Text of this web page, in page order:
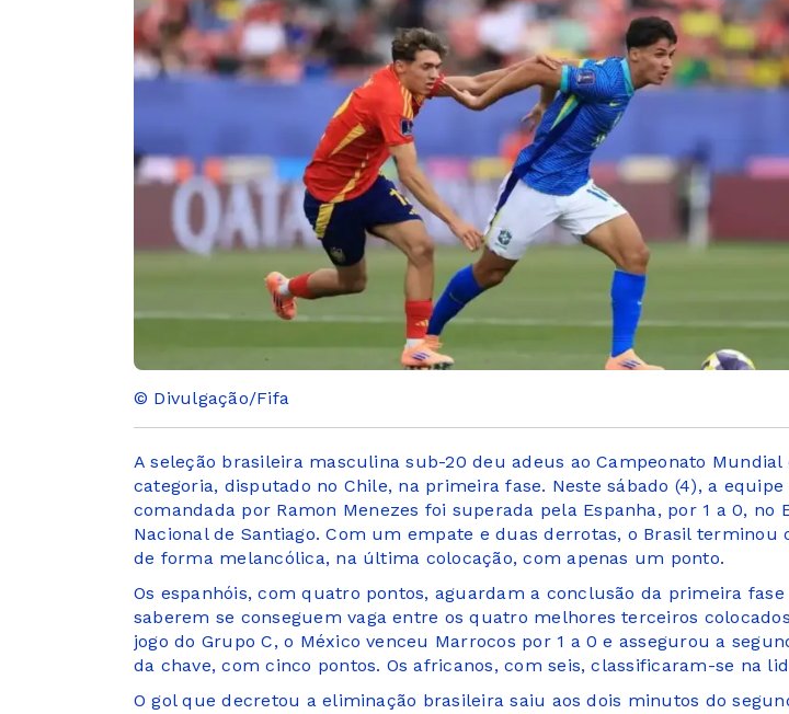
© Divulgação/Fifa
A seleção brasileira masculina sub-20 deu adeus ao Campeonato Mundial
categoria, disputado no Chile, na primeira fase. Neste sábado (4), a equipe
comandada por Ramon Menezes foi superada pela Espanha, por 1 a 0, no
Nacional de Santiago. Com um empate e duas derrotas, o Brasil terminou
de forma melancólica, na última colocação, com apenas um ponto.
Os espanhóis, com quatro pontos, aguardam a conclusão da primeira fase
saberem se conseguem vaga entre os quatro melhores terceiros
jogo do Grupo C, o México venceu Marrocos por 1 a 0 e assegurou a
da chave, com cinco pontos. Os africanos, com seis, classificaram-se na
O gol que decretou a eliminação brasileira saiu aos dois minutos do